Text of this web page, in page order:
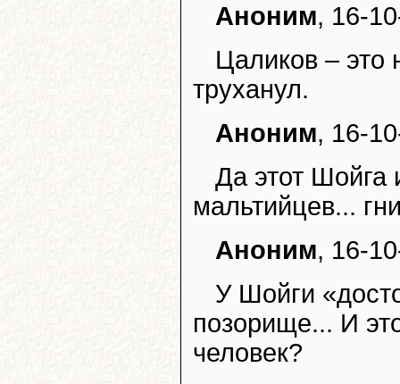
Аноним, 16-
Цаликов – это
труханул.
Аноним, 16-
Да этот Шойга
мальтийцев...
Аноним, 16-
У Шойги
позорище... И
человек?